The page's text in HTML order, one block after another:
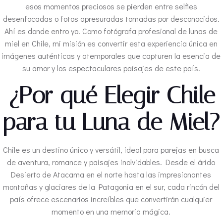
esos momentos preciosos se pierden entre selfies
desenfocadas o fotos apresuradas tomadas por desconocidos.
Ahí es donde entro yo. Como fotógrafa profesional de lunas de
miel en Chile, mi misión es convertir esta experiencia única en
imágenes auténticas y atemporales que capturen la esencia de
su amor y los espectaculares paisajes de este país.
¿Por qué Elegir Chile
para tu Luna de Miel?
Chile es un destino único y versátil, ideal para parejas en busca
de aventura, romance y paisajes inolvidables. Desde el árido
Desierto de Atacama en el norte hasta las impresionantes
montañas y glaciares de la Patagonia en el sur, cada rincón del
país ofrece escenarios increíbles que convertirán cualquier
momento en una memoria mágica.